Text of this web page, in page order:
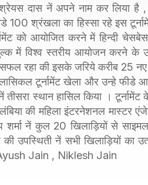
श्रेयस दास नें अपने नाम कर लिया
100 श्रंखला का हिस्सा रहे इस
को आयोजित करने में हिन्दी
में विश्व स्तरीय आयोजन करने के
रहा की इसके जरिये करीब 25 नए
टूर्नामेंट खेला और उन्हे फीडे
तीसरा स्थान हासिल किया ।
की महिला इंटरनेशनल मास्टर
शर्मा नें कुल 20 खिलाड़ियों से
उपस्थिती नें सभी खिलाड़ियों का
Jain , Niklesh Jain